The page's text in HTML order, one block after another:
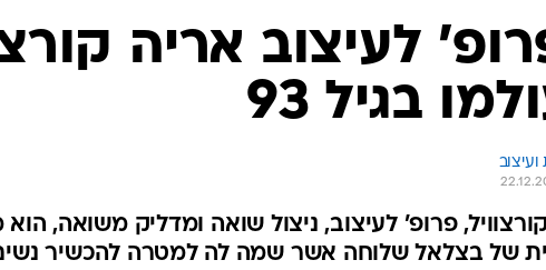
לעיצוב אריה
בגיל 93
ועיצוב
פרופ' לעיצוב, ניצול שואה ומדליק משואה,
של בצלאל שלוחה אשר שמה לה למטרה להכשיר